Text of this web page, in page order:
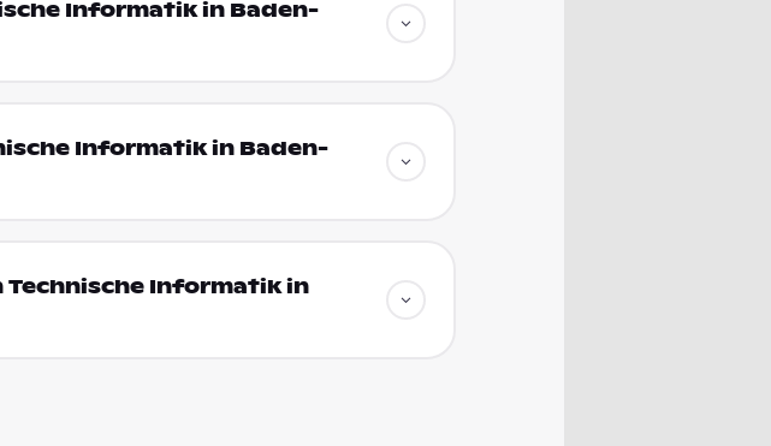
Informatik in Baden-
Informatik in Baden-
Technische Informatik in